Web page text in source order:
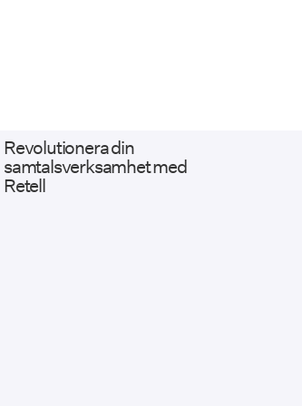
Revolutionera din
samtalsverksamhet med
Retell